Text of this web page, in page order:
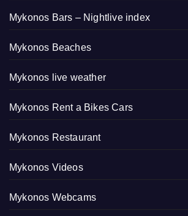
Mykonos Bars – Nightlive index
Mykonos Beaches
Mykonos live weather
Mykonos Rent a Bikes Cars
Mykonos Restaurant
Mykonos Videos
Mykonos Webcams